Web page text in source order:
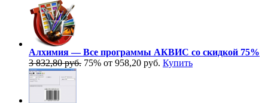
Алхимия — Все программы АКВИС со скидкой 75%
3 832,80 руб. 75% от 958,20 руб. Купить